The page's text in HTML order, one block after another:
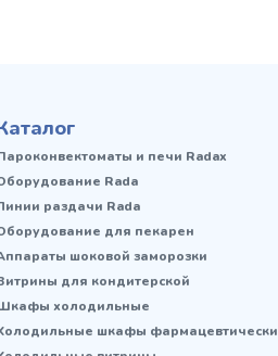
и печи Radax
Rada
раздачи Rada
для пекарен
шоковой заморозки
для кондитерской
холодильные
шкафы